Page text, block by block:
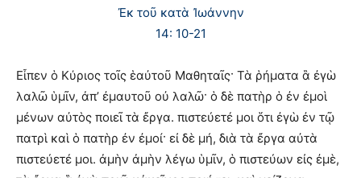
Ἐκ τοῦ κατὰ Ἰωάννην
14: 10-21
Εἶπεν ὁ Κύριος τοῖς ἑαὐτοῦ Μαθηταῖς· Τὰ ῥήματα ἃ ἐγὼ
λαλῶ ὑμῖν, ἀπ’ ἐμαυτοῦ οὐ λαλῶ· ὁ δὲ πατὴρ ὁ ἐν ἐμοὶ
μένων αὐτὸς ποιεῖ τὰ ἔργα. πιστεύετέ μοι ὅτι ἐγὼ ἐν τῷ
πατρὶ καὶ ὁ πατὴρ ἐν ἐμοί· εἰ δὲ μή, διὰ τὰ ἔργα αὐτὰ
πιστεύετέ μοι. ἀμὴν ἀμὴν λέγω ὑμῖν, ὁ πιστεύων εἰς ἐμὲ,